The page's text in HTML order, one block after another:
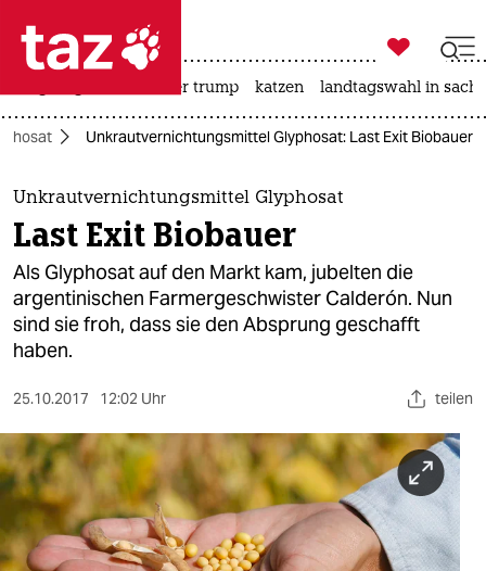
 taz zahl ich
taz zahl ich
themen
politik
öko
gesellschaft
kultur
sport
berlin
nord

taz zahl ich
usa unter trump katzen landtagswahl in
Unkrautvernichtungsmittel Glyphosat: Last Exit Biobauer
Unkrautvernichtungsmittel Glyphosat
Last Exit Biobauer
Als Glyphosat auf den Markt kam, jubelten die
argentinischen Farmergeschwister Calderón. Nun
sind sie froh, dass sie den Absprung geschafft
haben.
25.10.2017 12:02 Uhr teilen